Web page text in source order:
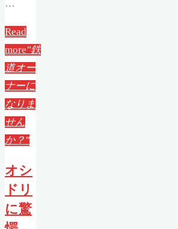
…
Read
more"鉄
道オー
ナーに
なりま
せん
か？"
オシ
ドリ
に驚